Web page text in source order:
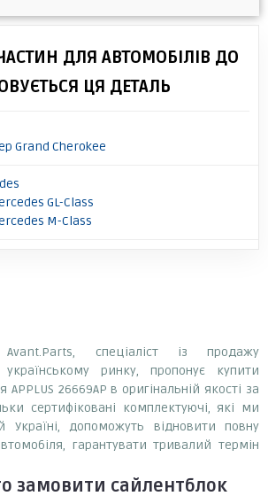
ДЛЯ АВТОМОБІЛІВ ДО
ЦЯ ДЕТАЛЬ
Grand Cherokee
GL-Class
M-Class
Avant.Parts, спеціаліст із продажу
ринку, пропонує купити
26669AP в оригінальній якості за
сертифіковані комплектуючі, які ми
Україні, допоможуть відновити повну
гарантувати тривалий термін
замовити сайлентблок